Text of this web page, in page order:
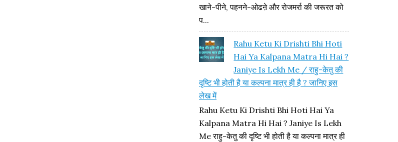
खाने-पीने, पहनने-ओढऩे और रोजमर्रा की जरूरत को
प...
Rahu Ketu Ki Drishti Bhi Hoti
Hai Ya Kalpana Matra Hi Hai ?
Janiye Is Lekh Me / राहु-केतु की
दृष्टि भी होती है या कल्पना मात्र ही है ? जानिए इस
लेख में
Rahu Ketu Ki Drishti Bhi Hoti Hai Ya
Kalpana Matra Hi Hai ? Janiye Is Lekh
Me राहु-केतु की दृष्टि भी होती है या कल्पना मात्र ही